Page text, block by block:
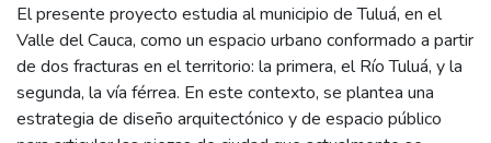
El presente proyecto estudia al municipio de Tuluá, en el
Valle del Cauca, como un espacio urbano conformado a partir
de dos fracturas en el territorio: la primera, el Río Tuluá, y la
segunda, la vía férrea. En este contexto, se plantea una
estrategia de diseño arquitectónico y de espacio público